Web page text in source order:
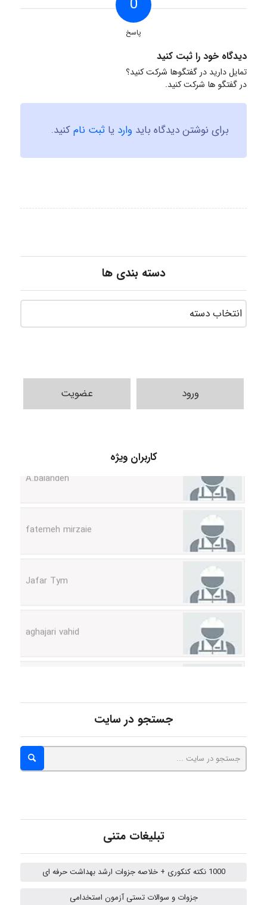
0
پاسخ
دیدگاه خود را ثبت کنید
تمایل دارید در گفتگوها شرکت کنید؟
در گفتگو ها شرکت کنید.
برای نوشتن دیدگاه باید وارد یا ثبت نامکنید.
دسته بندی ها
ورود عضویت
کاربران ویژه
hosein abdolvand
Kati
emami
جستجو در سایت
تبلیغات متنی
1000 نکته کنکوری + خلاصه جزوات ارشد بهداشت حرفه ای
جزوات و سوالات تستی آزمون استخدامی